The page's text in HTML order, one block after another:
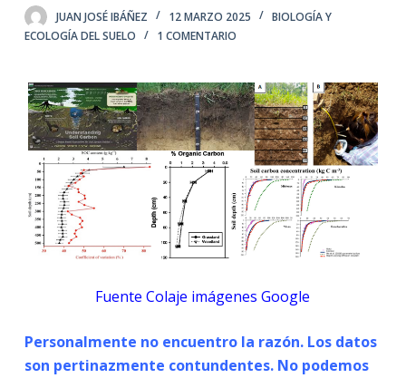
o
JUAN JOSÉ IBÁÑEZ 12 MARZO 2025
BIOLOGÍA Y
ECOLOGÍA DEL SUELO
1 COMENTARIO
Fuente Colaje imágenes Google
Personalmente no encuentro la razón. Los datos
son pertinazmente contundentes. No podemos